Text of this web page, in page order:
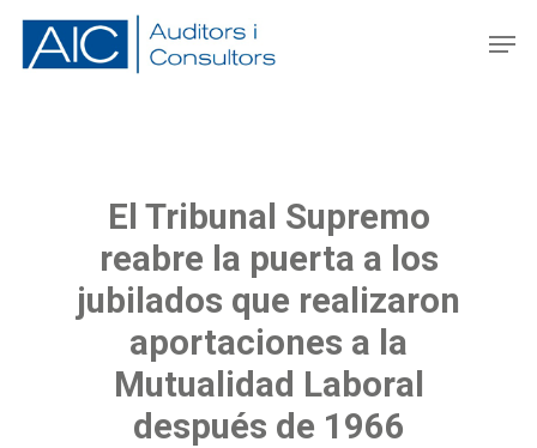
Skip
main
El Tribunal Supremo
reabre la puerta a los
jubilados que realizaron
aportaciones a la
Mutualidad Laboral
después de 1966